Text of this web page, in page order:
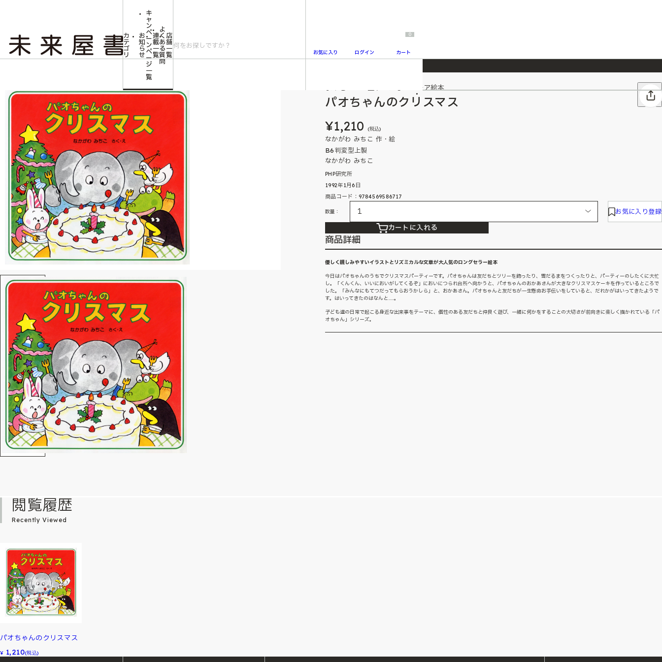
2026/7/23 『ONE PIECE magazine 021 ONE PIECEカード付き同梱版』発売延期のご案内
カ
テ
ゴ
リ
お
知
ら
せ
キ
ャ
ン
ペ
ー
ン
ペ
ー
ジ
一
覧
連
載
一
覧
よ
く
あ
る
質
問
店
舗
一
覧
お気に入り ログイン
0
カート
パオちゃんのクリスマス
よみきかせで盛り上がるユーモア絵本
パオちゃんのクリスマス
¥1,210 (税込)
なかがわ みちこ 作・絵
B6判変型上製
なかがわ みちこ
PHP研究所
1992年1月6日
商品コード：9784569586717
数量： お気に入り登録
カートに入れる
商品詳細
優しく親しみやすいイラストとリズミカルな文章が大人気のロングセラー絵本
今日はパオちゃんのうちでクリスマスパーティーです。パオちゃんは友だちとツリーを飾ったり、雪だるまをつくったりと、パーティーのしたくに大忙
し。「くんくん、いいにおいがしてくるぞ」においにつられ台所へ向かうと、パオちゃんのおかあさんが大きなクリスマスケーキを作っているところで
した。「みんなにもてつだってもらおうかしら」と、おかあさん。パオちゃんと友だちが一生懸命お手伝いをしていると、だれかがはいってきたようで
す。はいってきたのはなんと……。
子ども達の日常で起こる身近な出来事をテーマに、個性のある友だちと仲良く遊び、一緒に何かをすることの大切さが前向きに楽しく描かれている「パ
オちゃん」シリーズ。
閲覧履歴
Recently Viewed
パオちゃんのクリスマス
¥ 1,210(税込)